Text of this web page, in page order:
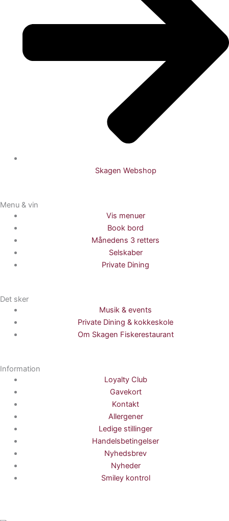
Skagen Webshop
Menu & vin
Vis menuer
Book bord
Månedens 3 retters
Selskaber
Private Dining
Det sker
Musik & events
Private Dining & kokkeskole
Om Skagen Fiskerestaurant
Information
Loyalty Club
Gavekort
Kontakt
Allergener
Ledige stillinger
Handelsbetingelser
Nyhedsbrev
Nyheder
Smiley kontrol